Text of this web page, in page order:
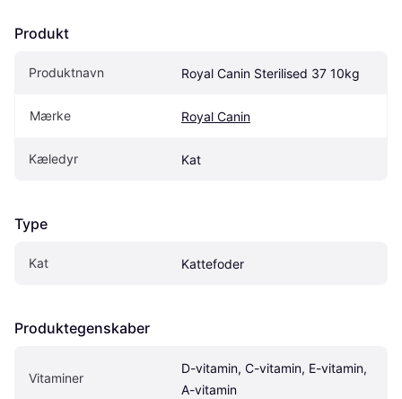
Produkt
Produktnavn Royal Canin Sterilised 37 10kg
Mærke Royal Canin
Kæledyr Kat
Type
Kat Kattefoder
Produktegenskaber
Vitaminer
D-vitamin, C-vitamin, E-vitamin,
A-vitamin